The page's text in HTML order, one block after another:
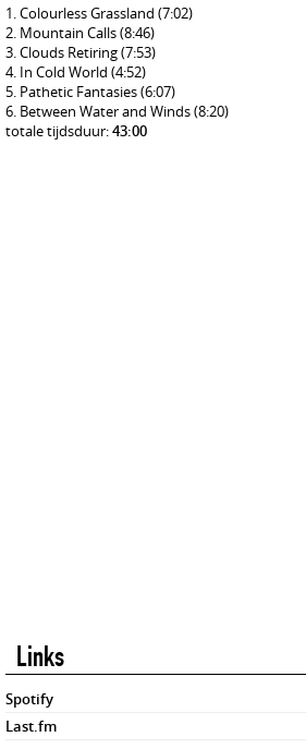
Colourless Grassland (7:02)
Mountain Calls(8:46)
Clouds Retiring(7:53)
In Cold World (4:52)
Pathetic Fantasies(6:07)
Between Water and Winds(8:20)
totale tijdsduur:43:00
Links
Spotify
Last.fm